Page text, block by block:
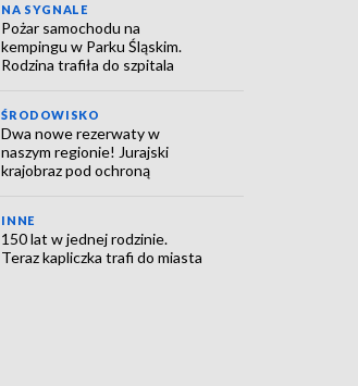
NA SYGNALE
Pożar samochodu na
kempingu w Parku Śląskim.
Rodzina trafiła do szpitala
ŚRODOWISKO
Dwa nowe rezerwaty w
naszym regionie! Jurajski
krajobraz pod ochroną
INNE
150 lat w jednej rodzinie.
Teraz kapliczka trafi do miasta